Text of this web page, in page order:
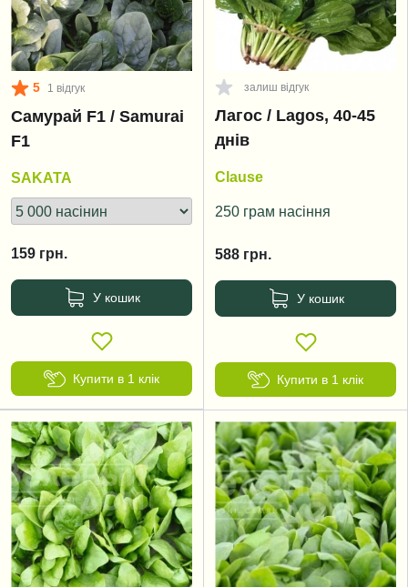
5 1 відгук
Самурай F1 / Samurai
F1
SAKATA
159 грн.
У кошик
Купити в 1 клік
залиш відгук
Лагос / Lagos, 40-45
днів
Clause
250 грам насіння
588 грн.
У кошик
Купити в 1 клік